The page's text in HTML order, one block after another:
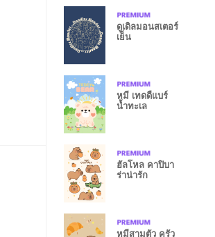
ดูเดิลมอนสเตอร์
เย็น
หมี เทดดี้แบร์
น้ำทะเล
ฮัลโหล คาปิบา
ร่าน่ารัก
หมีสามตัว ครัว